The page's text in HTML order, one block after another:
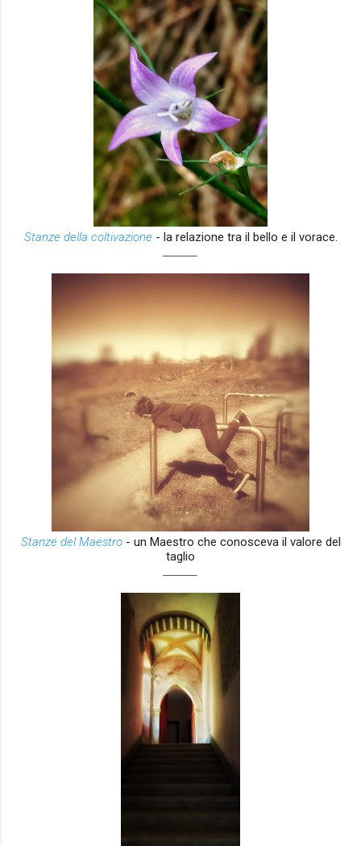
Stanze della coltivazione - la relazione tra il bello e il vorace.
Stanze del Maestro- un Maestro che conosceva il valore del
taglio